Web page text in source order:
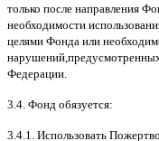
только после направления
необходимости
целями Фонда или
нарушений
Федерации
3.4. Фонд обязуется:
3.4.1. Использовать